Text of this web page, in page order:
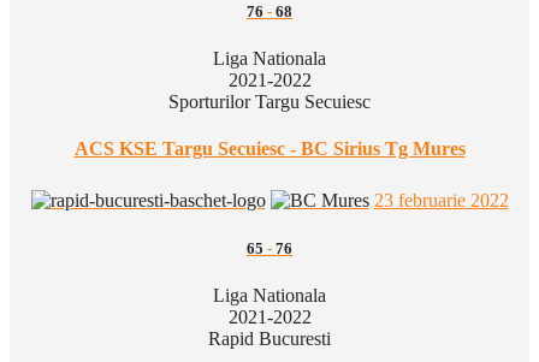
76 - 68
Liga Nationala
2021-2022
Sporturilor Targu Secuiesc
ACS KSE Targu Secuiesc - BC Sirius Tg Mures
23 februarie 2022
65 - 76
Liga Nationala
2021-2022
Rapid Bucuresti